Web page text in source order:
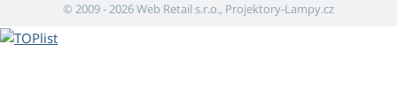
© 2009 - 2026 Web Retail s.r.o., Projektory-Lampy.cz